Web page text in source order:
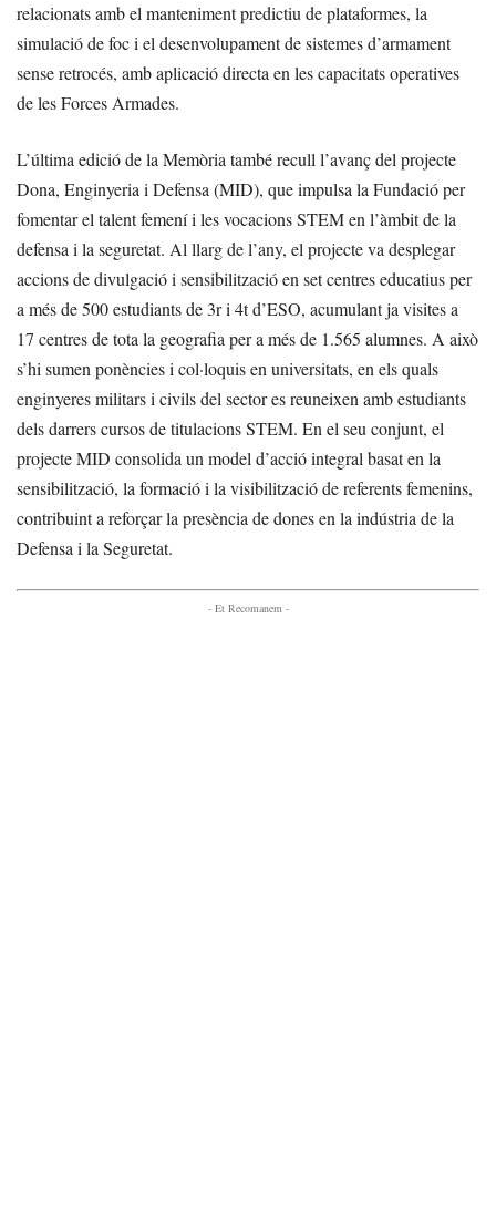
relacionats amb el manteniment predictiu de plataformes, la
simulació de foc i el desenvolupament de sistemes d’armament
sense retrocés, amb aplicació directa en les capacitats operatives
de les Forces Armades.
L’última edició de la Memòria també recull l’avanç del projecte
Dona, Enginyeria i Defensa (MID), que impulsa la Fundació per
fomentar el talent femení i les vocacions STEM en l’àmbit de la
defensa i la seguretat. Al llarg de l’any, el projecte va desplegar
accions de divulgació i sensibilització en set centres educatius per
a més de 500 estudiants de 3r i 4t d’ESO, acumulant ja visites a
17 centres de tota la geografia per a més de 1.565 alumnes. A això
s’hi sumen ponències i col·loquis en universitats, en els quals
enginyeres militars i civils del sector es reuneixen amb estudiants
dels darrers cursos de titulacions STEM. En el seu conjunt, el
projecte MID consolida un model d’acció integral basat en la
sensibilització, la formació i la visibilització de referents femenins,
contribuint a reforçar la presència de dones en la indústria de la
Defensa i la Seguretat.
- Et Recomanem -